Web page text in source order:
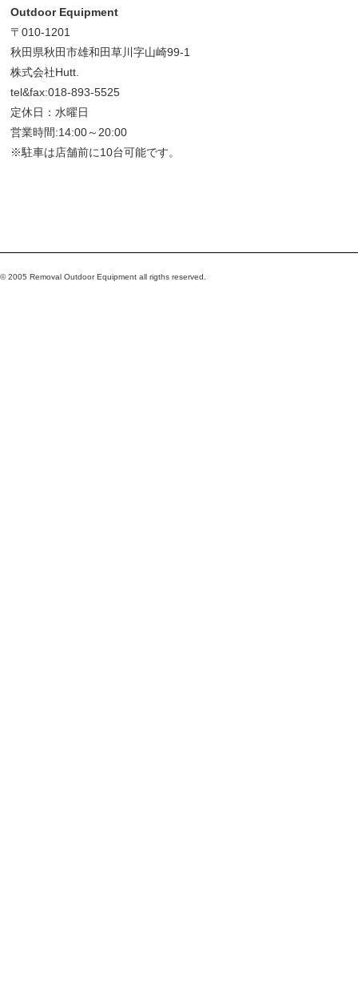
Outdoor Equipment
〒010-1201
秋田県秋田市雄和田草川字山崎99-1
株式会社Hutt.
tel&fax:018-893-5525
定休日：水曜日
営業時間:14:00～20:00
※駐車は店舗前に10台可能です。
© 2005 Removal Outdoor Equipment all rigths reserved.